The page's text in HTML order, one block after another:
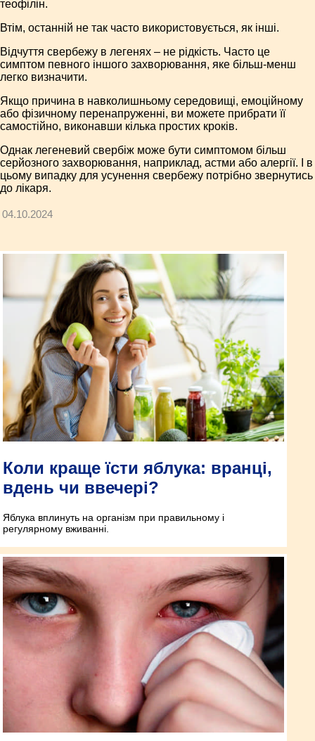
теофілін.
Втім, останній не так часто використовується, як інші.
Відчуття свербежу в легенях – не рідкість. Часто це
симптом певного іншого захворювання, яке більш-менш
легко визначити.
Якщо причина в навколишньому середовищі, емоційному
або фізичному перенапруженні, ви можете прибрати її
самостійно, виконавши кілька простих кроків.
Однак легеневий свербіж може бути симптомом більш
серйозного захворювання, наприклад, астми або алергії. І в
цьому випадку для усунення свербежу потрібно звернутись
до лікаря.
04.10.2024
Коли краще їсти яблука: вранці,
вдень чи ввечері?
Яблука вплинуть на організм при правильному і
регулярному вживанні.